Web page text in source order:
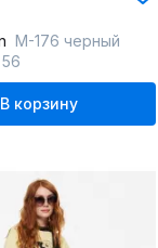
М-176 черный
56
В корзину